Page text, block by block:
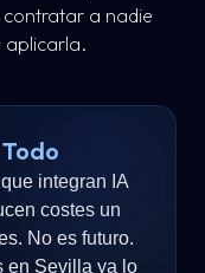
contratar a nadie
aplicarla.
integran IA
costes un
No es futuro.
en Sevilla ya lo